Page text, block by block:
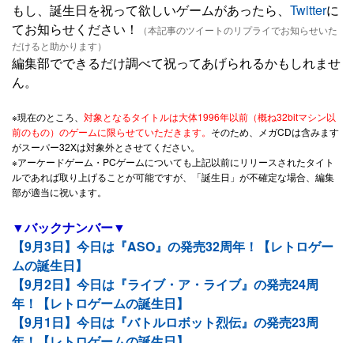
もし、誕生日を祝って欲しいゲームがあったら、 Twitterに
てお知らせください！
（本記事のツイートのリプライでお知らせいた
だけると助かります）
編集部でできるだけ調べて祝ってあげられるかもしれませ
ん。
※現在のところ、 対象となるタイトルは大体1996年以前（概ね32bitマシン以
前のもの）のゲームに限らせていただきます。 そのため、メガCDは含みます
がスーパー32Xは対象外とさせてください。
※アーケードゲーム・PCゲームについても上記以前にリリースされたタイト
ルであれば取り上げることが可能ですが、「誕生日」が不確定な場合、編集
部が適当に祝います。
▼バックナンバー▼
【9月3日】今日は『ASO』の発売32周年！【レトロゲー
ムの誕生日】
【9月2日】今日は『ライブ・ア・ライブ』の発売24周
年！【レトロゲームの誕生日】
【9月1日】今日は『バトルロボット烈伝』の発売23周